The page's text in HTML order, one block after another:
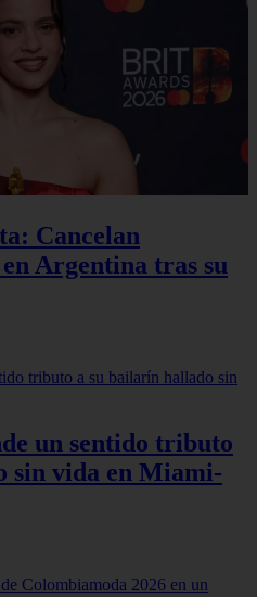
Cancelan
Argentina tras su
un sentido tributo
sin vida en Miami-